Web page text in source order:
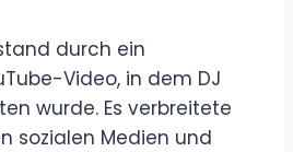
durch ein
Video, in dem DJ
wurde. Es verbreitete
sozialen Medien und